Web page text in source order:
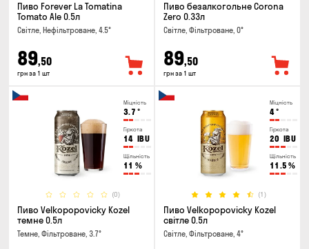
Пиво Forever La Tomatina
Tomato Ale 0.5л
Світле, Нефільтроване, 4.5°
89,50
грн за 1 шт
Пиво безалкогольне Corona
Zero 0.33л
Світле, Фільтроване, 0°
89,50
грн за 1 шт
Міцність
3.7 °
Гіркота
14 IBU
Щільність
11 %
(0)
Пиво Velkopopovicky Kozel
темне 0.5л
Темне, Фільтроване, 3.7°
Міцність
4°
Гіркота
20 IBU
Щільність
11.5 %
(1)
Пиво Velkopopovicky Kozel
світле 0.5л
Світле, Фільтроване, 4°